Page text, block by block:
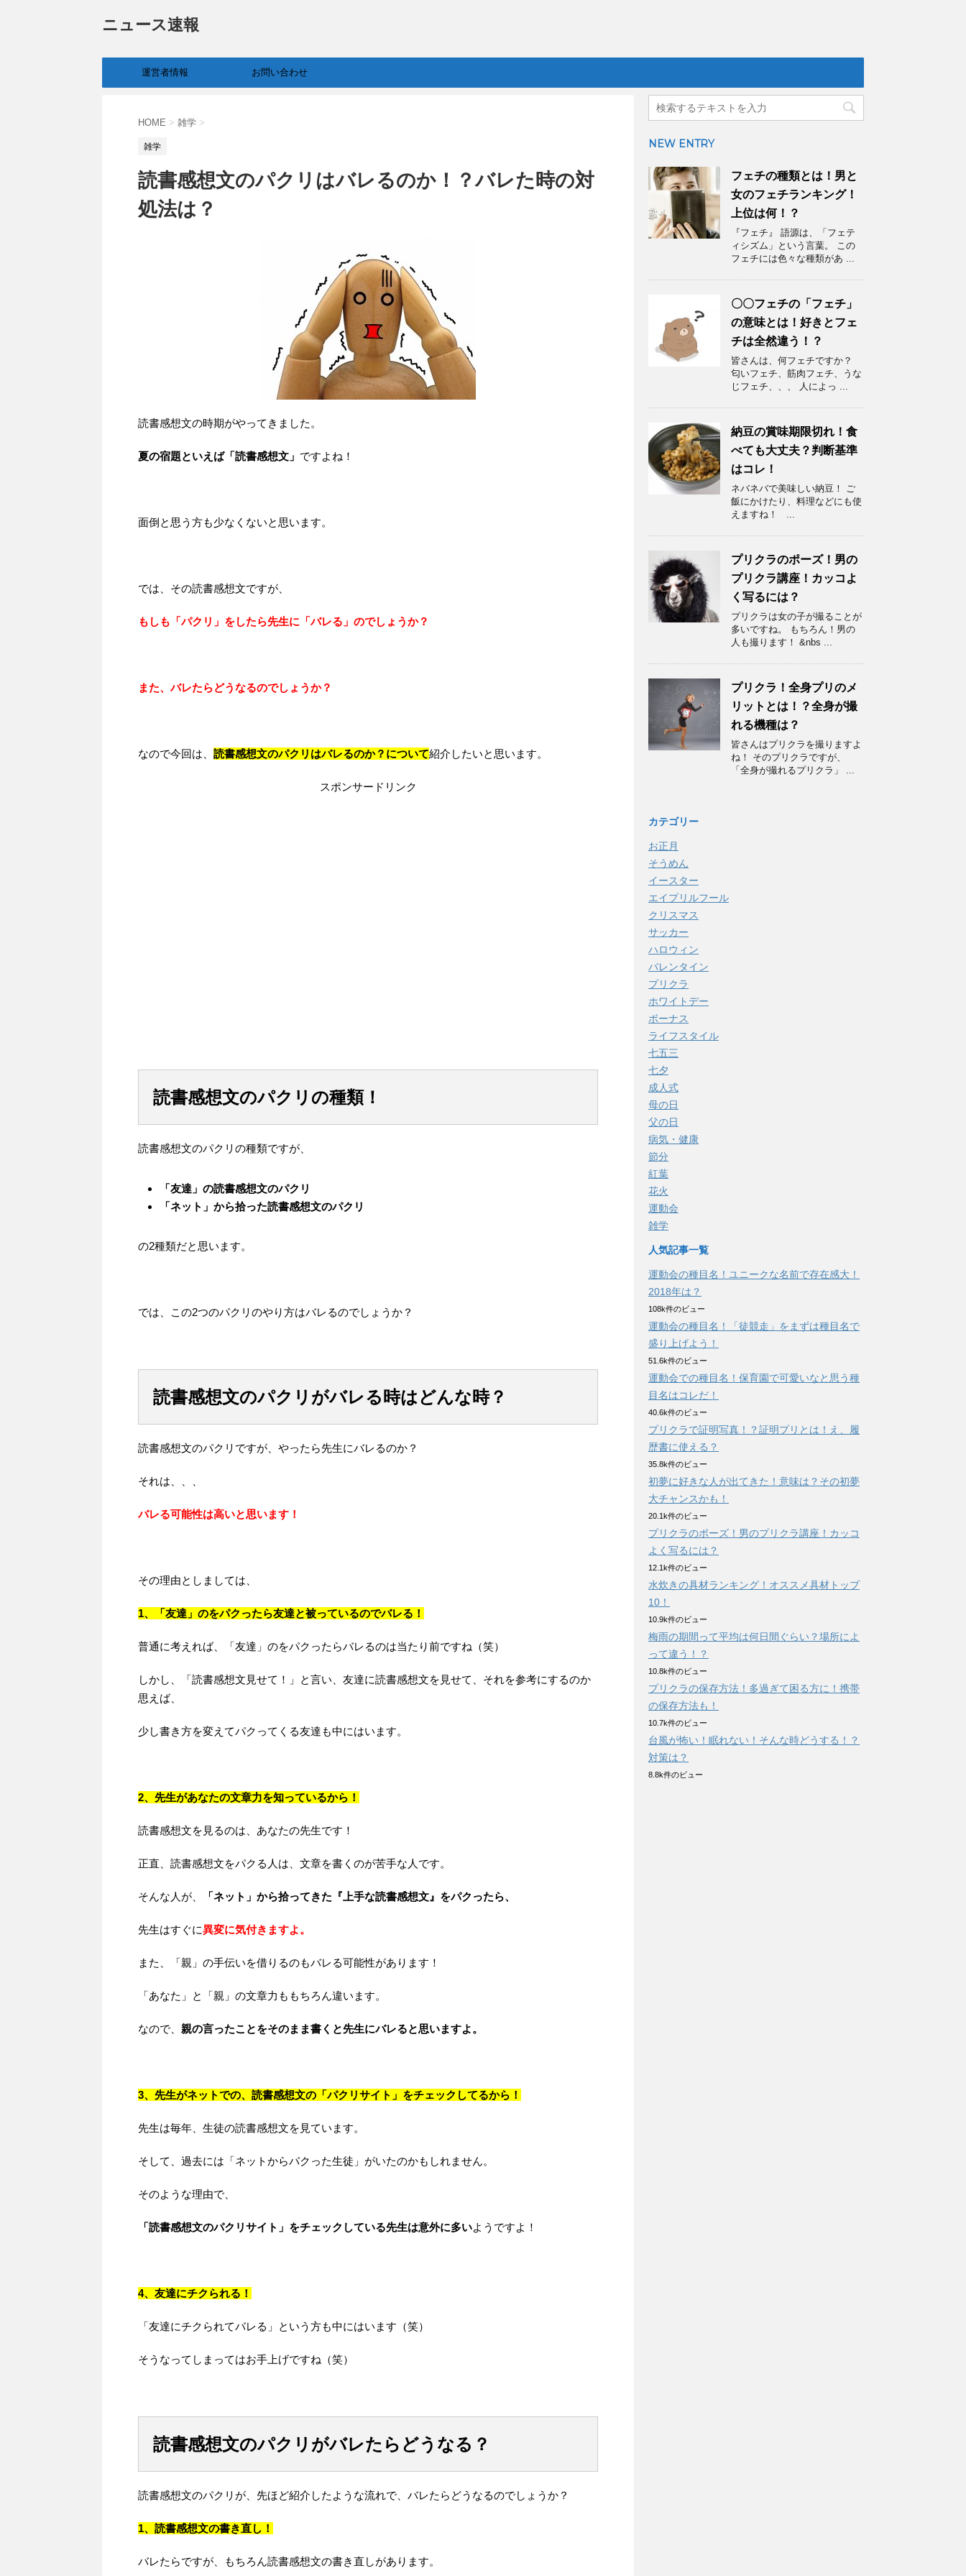
ニュース速報
運営者情報 お問い合わせ
HOME > 雑学 >
雑学
読書感想文のパクリはバレるのか！？バレた時の対
処法は？
読書感想文の時期がやってきました。
夏の宿題といえば「読書感想文」 ですよね！
面倒と思う方も少なくないと思います。
では、その読書感想文ですが、
もしも「パクリ」をしたら先生に「バレる」のでしょうか？
また、バレたらどうなるのでしょうか？
なので今回は、 読書感想文のパクリはバレるのか？について紹介したいと思います。
スポンサードリンク
読書感想文のパクリの種類！
読書感想文のパクリの種類ですが、
「友達」の読書感想文のパクリ
「ネット」から拾った読書感想文のパクリ
の2種類だと思います。
では、この2つのパクリのやり方はバレるのでしょうか？
読書感想文のパクリがバレる時はどんな時？
読書感想文のパクリですが、やったら先生にバレるのか？
それは、、、
バレる可能性は高いと思います！
その理由としましては、
1、「友達」のをパクったら友達と被っているのでバレる！
普通に考えれば、「友達」のをパクったらバレるのは当たり前ですね（笑）
しかし、「読書感想文見せて！」と言い、友達に読書感想文を見せて、それを参考にするのか
思えば、
少し書き方を変えてパクってくる友達も中にはいます。
2、先生があなたの文章力を知っているから！
読書感想文を見るのは、あなたの先生です！
正直、読書感想文をパクる人は、文章を書くのが苦手な人です。
そんな人が、 「ネット」から拾ってきた『上手な読書感想文』をパクったら、
先生はすぐに異変に気付きますよ。
また、「親」の手伝いを借りるのもバレる可能性があります！
「あなた」と「親」の文章力ももちろん違います。
なので、 親の言ったことをそのまま書くと先生にバレると思いますよ。
3、先生がネットでの、読書感想文の「パクリサイト」をチェックしてるから！
先生は毎年、生徒の読書感想文を見ています。
そして、過去には「ネットからパクった生徒」がいたのかもしれません。
そのような理由で、
「読書感想文のパクリサイト」をチェックしている先生は意外に多いようですよ！
4、友達にチクられる！
「友達にチクられてバレる」という方も中にはいます（笑）
そうなってしまってはお手上げですね（笑）
読書感想文のパクリがバレたらどうなる？
読書感想文のパクリが、先ほど紹介したような流れで、バレたらどうなるのでしょうか？
1、読書感想文の書き直し！
バレたらですが、もちろん読書感想文の書き直しがあります。
NEW ENTRY
フェチの種類とは！男と
女のフェチランキング！
上位は何！？
『フェチ』 語源は、「フェテ
ィシズム」という言葉。 この
フェチには色々な種類があ ...
〇〇フェチの「フェチ」
の意味とは！好きとフェ
チは全然違う！？
皆さんは、何フェチですか？
匂いフェチ、筋肉フェチ、うな
じフェチ、、、 人によっ ...
納豆の賞味期限切れ！食
べても大丈夫？判断基準
はコレ！
ネバネバで美味しい納豆！ ご
飯にかけたり、料理などにも使
えますね！ ...
プリクラのポーズ！男の
プリクラ講座！カッコよ
く写るには？
プリクラは女の子が撮ることが
多いですね。 もちろん！男の
人も撮ります！ &nbs ...
プリクラ！全身プリのメ
リットとは！？全身が撮
れる機種は？
皆さんはプリクラを撮りますよ
ね！ そのプリクラですが、
「全身が撮れるプリクラ」 ...
カテゴリー
お正月
そうめん
イースター
エイプリルフール
クリスマス
サッカー
ハロウィン
バレンタイン
プリクラ
ホワイトデー
ボーナス
ライフスタイル
七五三
七夕
成人式
母の日
父の日
病気・健康
節分
紅葉
花火
運動会
雑学
人気記事一覧
運動会の種目名！ユニークな名前で存在感大！
2018年は？
108k件のビュー
運動会の種目名！「徒競走」をまずは種目名で
盛り上げよう！
51.6k件のビュー
運動会での種目名！保育園で可愛いなと思う種
目名はコレだ！
40.6k件のビュー
プリクラで証明写真！？証明プリとは！え、履
歴書に使える？
35.8k件のビュー
初夢に好きな人が出てきた！意味は？その初夢
大チャンスかも！
20.1k件のビュー
プリクラのポーズ！男のプリクラ講座！カッコ
よく写るには？
12.1k件のビュー
水炊きの具材ランキング！オススメ具材トップ
10！
10.9k件のビュー
梅雨の期間って平均は何日間ぐらい？場所によ
って違う！？
10.8k件のビュー
プリクラの保存方法！多過ぎて困る方に！携帯
の保存方法も！
10.7k件のビュー
台風が怖い！眠れない！そんな時どうする！？
対策は？
8.8k件のビュー